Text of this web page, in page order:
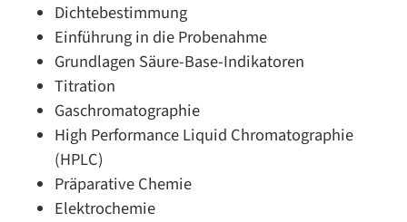
Dichtebestimmung
Einführung in die Probenahme
Grundlagen Säure-Base-Indikatoren
Titration
Gaschromatographie
High Performance Liquid Chromatographie
(HPLC)
Präparative Chemie
Elektrochemie